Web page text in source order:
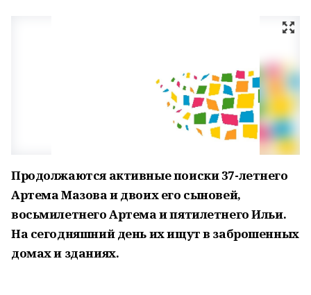
Продолжаются активные поиски 37-летнего
Артема Мазова и двоих его сыновей,
восьмилетнего Артема и пятилетнего Ильи.
На сегодняшний день их ищут в заброшенных
домах и зданиях.